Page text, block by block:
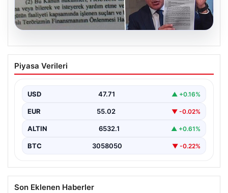
05.08.2026
Süreç yasası teklifi tamamlandı. İşte
madde madde kanun teklifi ve
Piyasa Verileri
USD 47.71 ▲ +0.16%
EUR 55.02 ▼ -0.02%
ALTIN 6532.1 ▲ +0.61%
BTC 3058050 ▼ -0.22%
Son Eklenen Haberler